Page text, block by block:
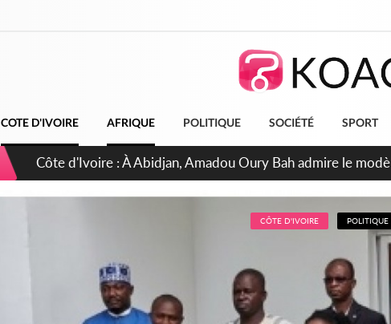
COTE D'IVOIRE AFRIQUE POLITIQUE SOCIÉTÉ SPORT
Côte d'Ivoire : 23 milliards FCFA de la France pour le
CÔTE D'IVOIRE POLITIQUE